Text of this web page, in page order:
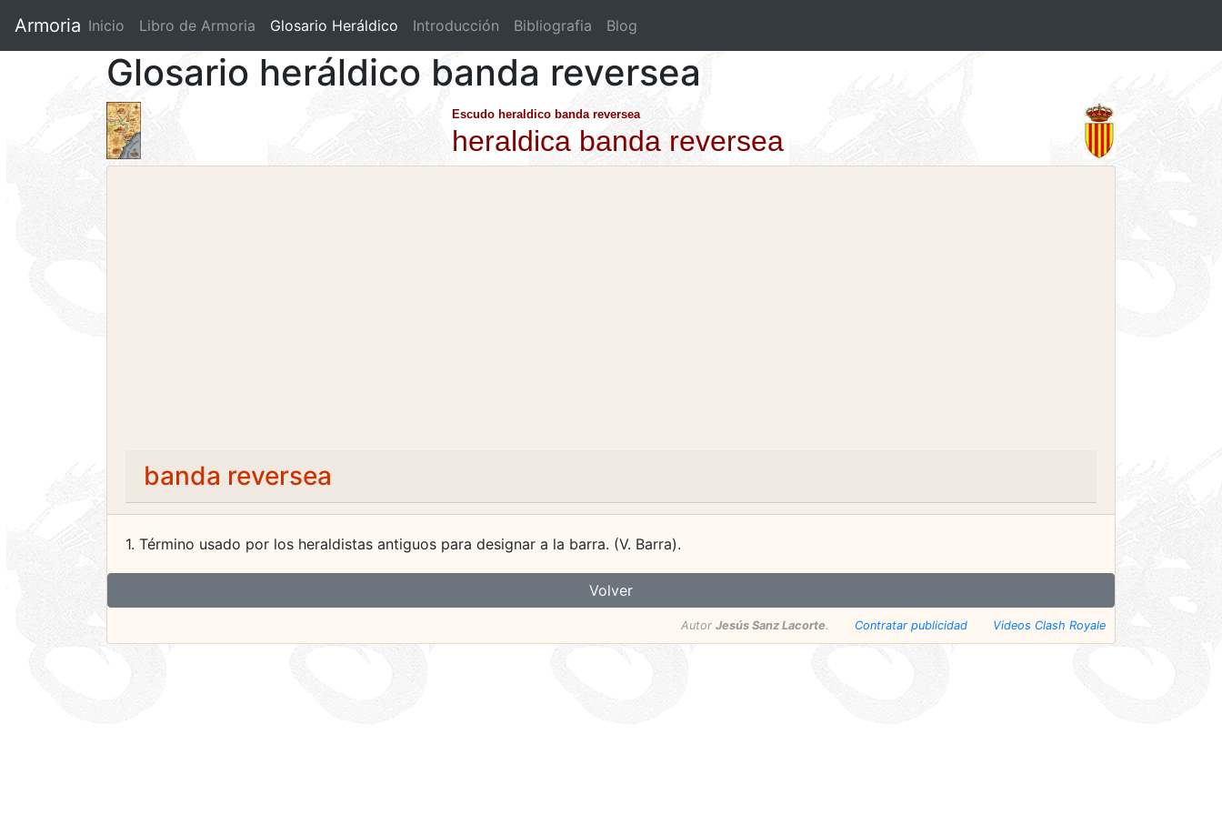
Armoria Inicio Libro de Armoria (current)
Glosario Heráldico Introducción Bibliografia Blog
Glosario heráldico banda reversea
Escudo heraldico banda reversea
heraldica banda reversea
banda reversea
1. Término usado por los heraldistas antiguos para designar a la barra. (V. Barra).
Volver
Autor Jesús Sanz Lacorte. Contratar publicidad Videos Clash Royale